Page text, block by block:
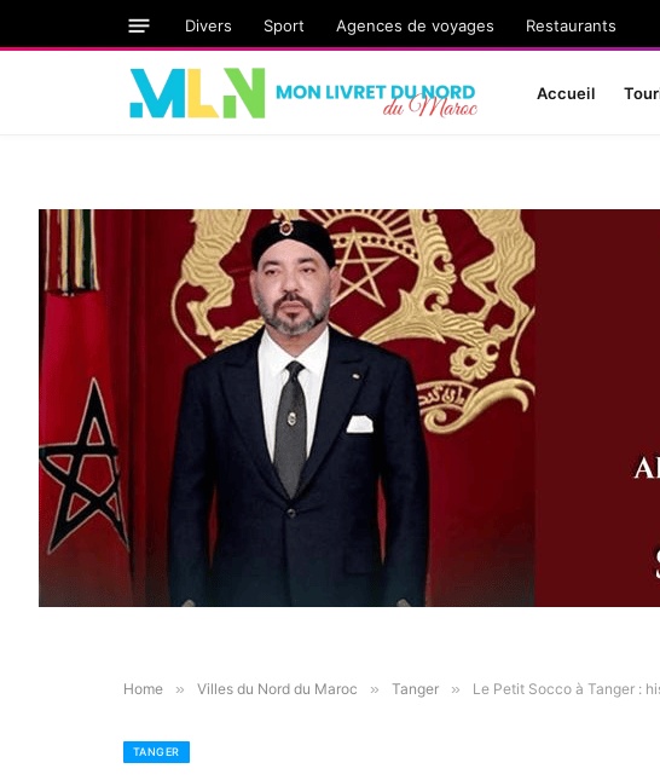
Divers Sport Agences de voyages Restaurants
Accueil
Home » Villes du Nord du Maroc » Tanger » Le Petit Socco à Tanger :
TANGER